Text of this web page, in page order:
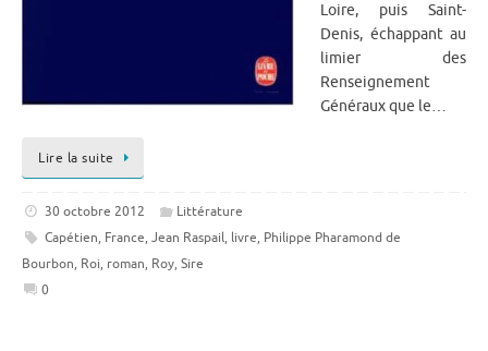
Loire, puis Saint-
Denis, échappant au
limier des
Renseignement
Généraux que le…
Lire la suite
30 octobre 2012
Littérature
Capétien, France, Jean Raspail, livre, Philippe Pharamond de
Bourbon, Roi, roman, Roy, Sire
0